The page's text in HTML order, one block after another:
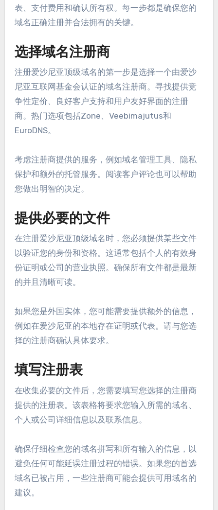
表、支付费用和确认所有权。每一步都是确保您的
域名正确注册并合法拥有的关键。
选择域名注册商
注册爱沙尼亚顶级域名的第一步是选择一个由爱沙
尼亚互联网基金会认证的域名注册商。寻找提供竞
争性定价、良好客户支持和用户友好界面的注册
商。热门选项包括Zone、Veebimajutus和
EuroDNS。
考虑注册商提供的服务，例如域名管理工具、隐私
保护和额外的托管服务。阅读客户评论也可以帮助
您做出明智的决定。
提供必要的文件
在注册爱沙尼亚顶级域名时，您必须提供某些文件
以验证您的身份和资格。这通常包括个人的有效身
份证明或公司的营业执照。确保所有文件都是最新
的并且清晰可读。
如果您是外国实体，您可能需要提供额外的信息，
例如在爱沙尼亚的本地存在证明或代表。请与您选
择的注册商确认具体要求。
填写注册表
在收集必要的文件后，您需要填写您选择的注册商
提供的注册表。该表格将要求您输入所需的域名、
个人或公司详细信息以及联系信息。
确保仔细检查您的域名拼写和所有输入的信息，以
避免任何可能延误注册过程的错误。如果您的首选
域名已被占用，一些注册商可能会提供可用域名的
建议。